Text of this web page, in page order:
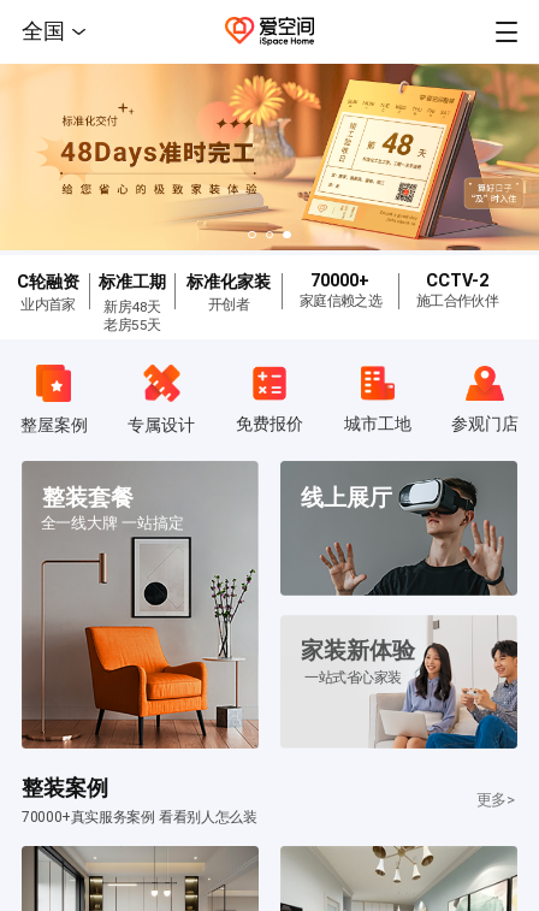
全国
C轮融资
业内首家
标准工期
新房48天
老房55天
标准化家装
开创者
70000+
家庭信赖之选
CCTV-2
施工合作伙伴
整屋案例 专属设计 免费报价 城市工地 参观门店
整装套餐
全一线大牌 一站搞定
线上展厅
家装新体验
一站式省心家装
整装案例
70000+真实服务案例 看看别人怎么装
更多>